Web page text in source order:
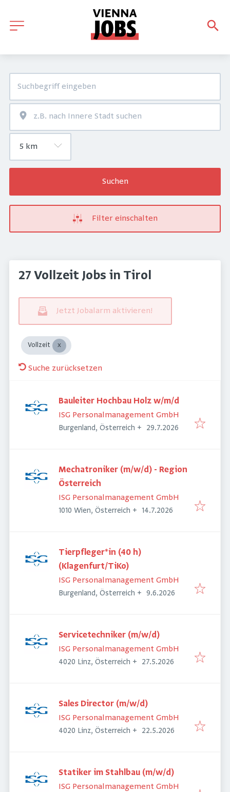
Suchen
Filter einschalten
27 Vollzeit Jobs in Tirol
Jetzt Jobalarm aktivieren!
Vollzeit
Suche zurücksetzen
Bauleiter Hochbau Holz w/m/d
ISG Personalmanagement GmbH
Burgenland, Österreich + Veröffentlicht
29.7.2026
Mechatroniker (m/w/d) - Region
Österreich
ISG Personalmanagement GmbH
1010 Wien, Österreich + Veröffentlicht
14.7.2026
Tierpfleger*in (40 h)
(Klagenfurt/TiKo)
ISG Personalmanagement GmbH
Burgenland, Österreich + Veröffentlicht
9.6.2026
Servicetechniker (m/w/d)
ISG Personalmanagement GmbH
4020 Linz, Österreich + Veröffentlicht
27.5.2026
Sales Director (m/w/d)
ISG Personalmanagement GmbH
4020 Linz, Österreich + Veröffentlicht
22.5.2026
Statiker im Stahlbau (m/w/d)
ISG Personalmanagement GmbH